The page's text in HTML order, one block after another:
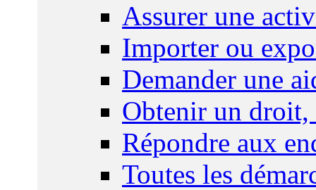
Assurer une
Importer ou
Demander une
Obtenir un droit,
Répondre aux
Toutes les